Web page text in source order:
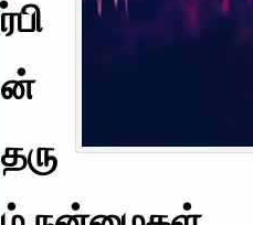
ர்பி
ன்
தரு